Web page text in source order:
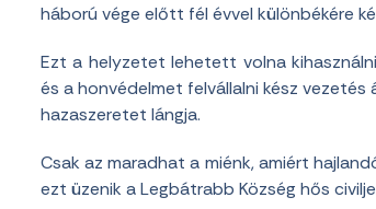
háború vége előtt fél évvel különbékére
Ezt a helyzetet lehetett volna
és a honvédelmet felvállalni kész
hazaszeretet lángja.
Csak az maradhat a miénk, amiért
ezt üzenik a Legbátrabb Község hős